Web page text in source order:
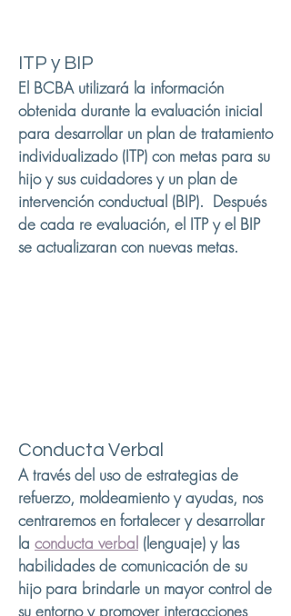
ITP y BIP
El BCBA utilizará la información
obtenida durante la evaluación inicial
para desarrollar un plan de tratamiento
individualizado (ITP) con metas para su
hijo y sus cuidadores y un plan de
intervención conductual (BIP). Después
de cada re evaluación, el ITP y el BIP
se actualizaran con nuevas metas.
Conducta Verbal
A través del uso de estrategias de
refuerzo, moldeamiento y ayudas, nos
centraremos en fortalecer y desarrollar
la conducta verbal (lenguaje) y las
habilidades de comunicación de su
hijo para brindarle un mayor control de
su entorno y promover interacciones